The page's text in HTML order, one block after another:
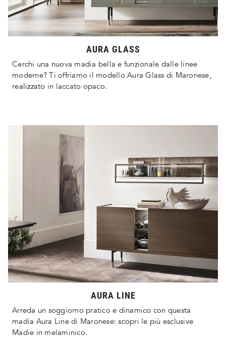
AURA GLASS
Cerchi una nuova madia bella e funzionale dalle linee
moderne? Ti offriamo il modello Aura Glass di Maronese,
realizzato in laccato opaco.
AURA LINE
Arreda un soggiorno pratico e dinamico con questa
madia Aura Line di Maronese: scopri le più esclusive
Madie in melaminico.